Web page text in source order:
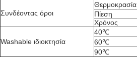
Συνδέοντας όροι
Θερμοκρασία
Πίεση
Χρόνος
Washable ιδιοκτησία
40℃
60℃
90℃